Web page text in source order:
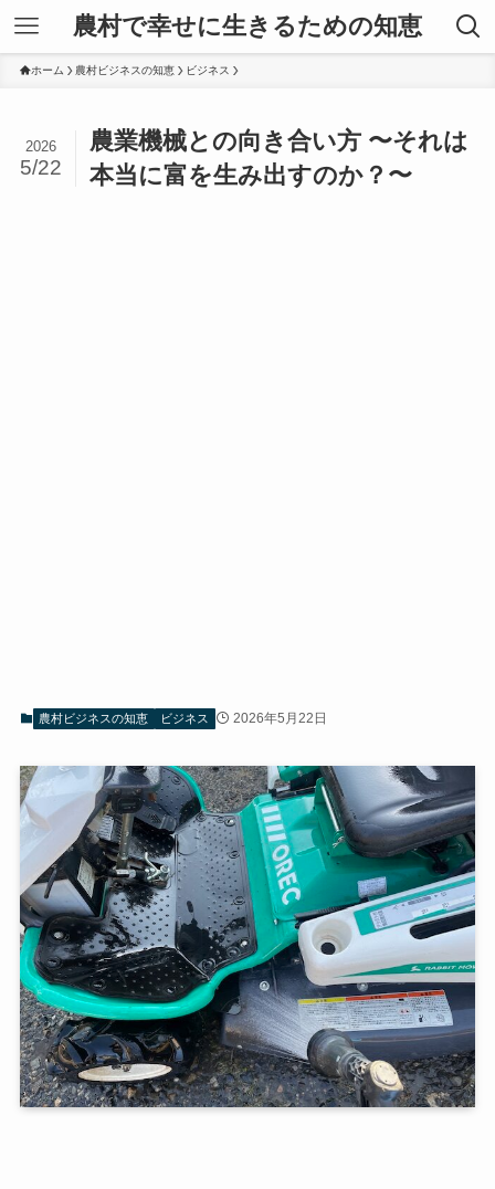
農村で幸せに生きるための知恵
ホーム 農村ビジネスの知恵 ビジネス
農業機械との向き合い方 〜それは
本当に富を生み出すのか？〜
2026
5/22
農村ビジネスの知恵 ビジネス 2026年5月22日